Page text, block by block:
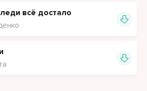
всё достало